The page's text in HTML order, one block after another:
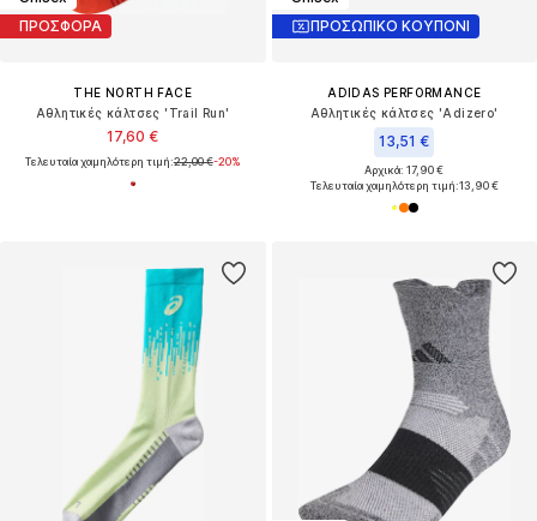
ΠΡΟΣΦΟΡΑ
THE NORTH FACE
Αθλητικές κάλτσες 'Trail Run'
17,60 €
Τελευταία χαμηλότερη τιμή:22,00 €-20%
ΠΡΟΣΩΠΙΚΟ ΚΟΥΠΟΝΙ
ADIDAS PERFORMANCE
Αθλητικές κάλτσες 'Adizero'
13,51 €
Αρχικά: 17,90 €
Τελευταία χαμηλότερη τιμή:13,90 €